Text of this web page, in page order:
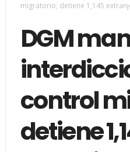
migratorio; detiene 1,145
DGM
control
detiene